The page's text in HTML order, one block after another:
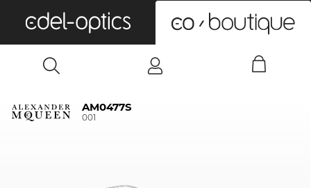
AM0477S
001